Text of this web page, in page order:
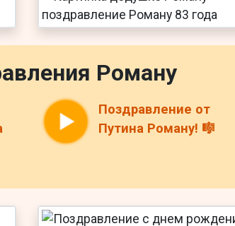
Роману
Поздравление от
Путина Роману! 🎼